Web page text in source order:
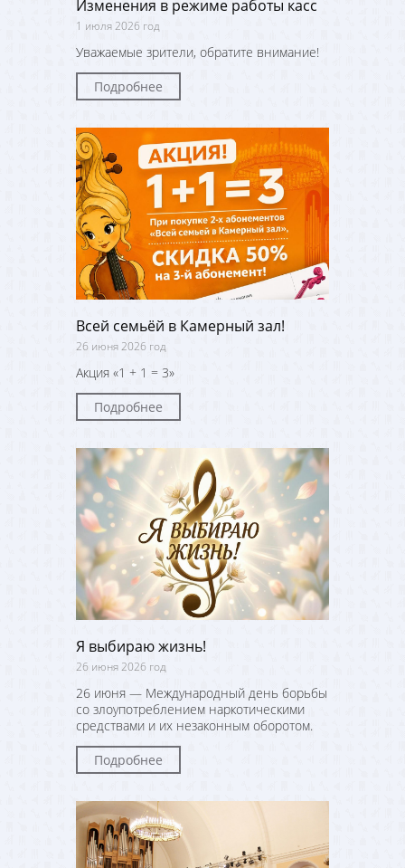
Изменения в режиме работы касс
1 июля 2026 год
Уважаемые зрители, обратите внимание!
Подробнее
Всей семьёй в Камерный зал!
26 июня 2026 год
Акция «1 + 1 = 3»
Подробнее
Я выбираю жизнь!
26 июня 2026 год
26 июня — Международный день борьбы
со злоупотреблением наркотическими
средствами и их незаконным оборотом.
Подробнее